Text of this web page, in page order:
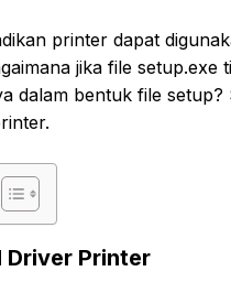
printer dapat
jika file
dalam bentuk file
Driver Printer